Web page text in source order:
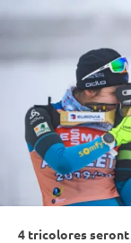
4 tricolores seront